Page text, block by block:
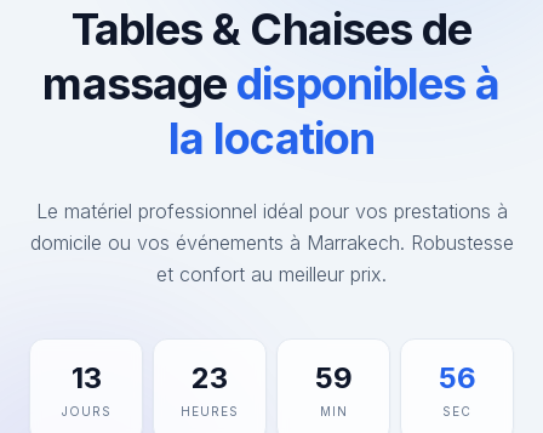
Tables & Chaises de
massage disponibles à
la location
Le matériel professionnel idéal pour vos prestations à
domicile ou vos événements à Marrakech. Robustesse
et confort au meilleur prix.
13
JOURS
23
HEURES
59
MIN
56
SEC